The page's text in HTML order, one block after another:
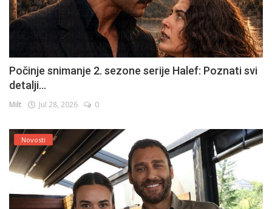
Počinje snimanje 2. sezone serije Halef: Poznati svi
detalji...
Milt Jul 28, 2026 0
Novosti